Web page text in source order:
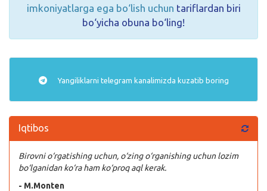
imkoniyatlarga ega bo‘lish uchun tariflardan biri
bo‘yicha obuna bo‘ling!
Yangiliklarni telegram kanalimizda kuzatib boring
Iqtibos
Birovni o‘rgatishing uchun, o‘zing o‘rganishing uchun lozim
bo‘lganidan ko‘ra ham ko‘proq aql kerak.
- M.Monten